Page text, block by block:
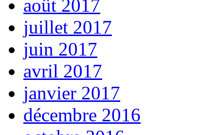
août 2017
juillet 2017
juin 2017
avril 2017
janvier 2017
décembre 2016